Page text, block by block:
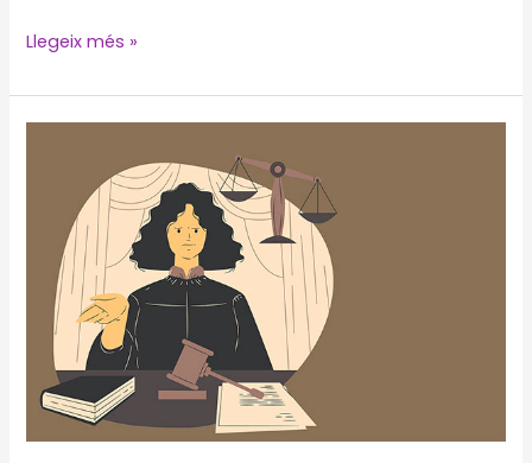
Violencia
y
mortalidad
sentencia
Brítez
Arce
CIDH
Llegeix més »